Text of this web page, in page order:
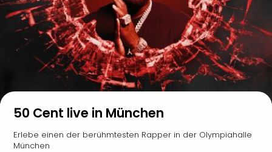
50 Cent live in München
Erlebe einen der berühmtesten Rapper in der Olympiahalle
München